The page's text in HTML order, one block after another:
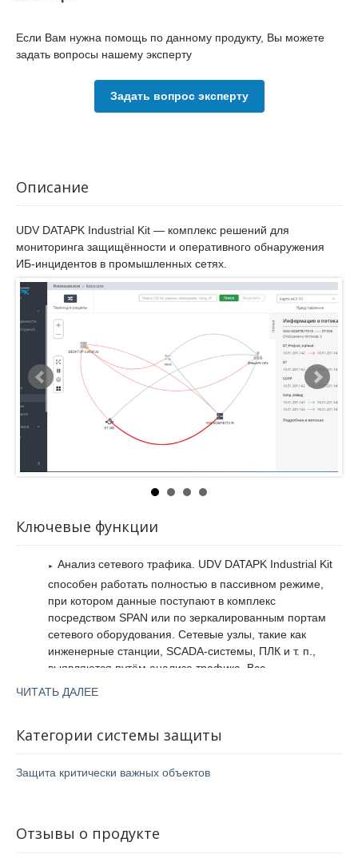
Если Вам нужна помощь по данному продукту, Вы можете
задать вопросы нашему эксперту
Задать вопрос эксперту
Описание
UDV DATAPK Industrial Kit — комплекс решений для
мониторинга защищённости и оперативного обнаружения
ИБ-инцидентов в промышленных сетях.
Ключевые функции
Анализ сетевого трафика. UDV DATAPK Industrial Kit
способен работать полностью в пассивном режиме,
при котором данные поступают в комплекс
посредством SPAN или по зеркалированным портам
сетевого оборудования. Сетевые узлы, такие как
инженерные станции, SCADA-системы, ПЛК и т. п.,
выявляются путём анализа трафика. Все
сети с визуализацией потоков данных.
передана в другие системы, например в UDV ITM для
выявляет несанкционированное подключение узлов и
(например, при выполнении регламентных работ с
ЧИТАТЬ ДАЛЕЕ
Категории системы защиты
Защита критически важных объектов
Отзывы о продукте